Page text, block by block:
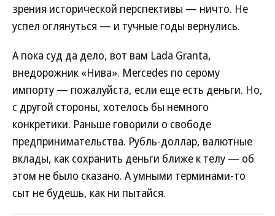
зрения исторической перспективы — ничто. Не
успел оглянуться — и тучные годы вернулись.
А пока суд да дело, вот вам Lada Granta,
внедорожник «Нива». Mercedes по серому
импорту — пожалуйста, если еще есть деньги. Но,
с другой стороны, хотелось бы немного
конкретики. Раньше говорили о свободе
предпринимательства. Рубль-доллар, валютные
вклады, как сохранить деньги ближе к телу — об
этом не было сказано. А умными терминами-то
сыт не будешь, как ни пытайся.